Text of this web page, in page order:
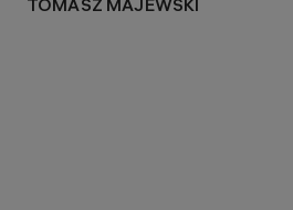
TOMASZ MAJEWSKI